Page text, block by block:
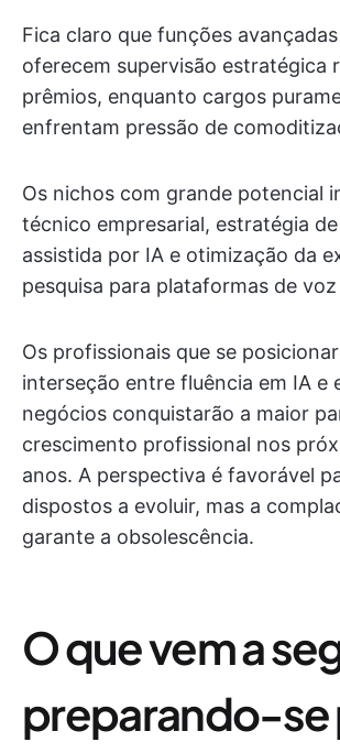
Fica claro que funções
oferecem supervisão estratégica
prêmios, enquanto cargos
enfrentam pressão de
Os nichos com grande potencial
técnico empresarial, estratégia
assistida por IA e otimização da
pesquisa para plataformas de voz
Os profissionais que se
interseção entre fluência em IA e
negócios conquistarão a maior
crescimento profissional nos
anos. A perspectiva é favorável
dispostos a evoluir, mas a
garante a obsolescência.
O que vem a
preparando-se